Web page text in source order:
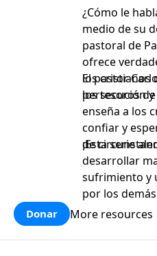
¿Cómo le
medio de su
pastoral de
ofrece
los cristianos
persecución
El pastor
los tesoros
enseña a los
confiar y
de
¡Esta serie
desarrollar
sufrimiento y
por los
Donar More resources